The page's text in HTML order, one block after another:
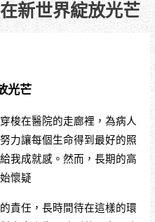
新世界綻放光芒
光芒
梭在醫院的走廊裡，為病人
力讓每個生命得到最好的照
我成就感。然而，長期的高
懷疑
責任，長時間待在這樣的環